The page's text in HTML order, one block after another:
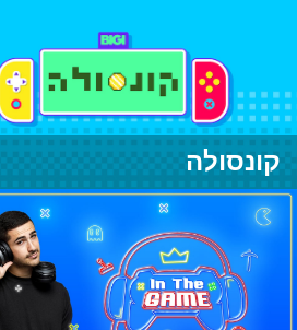
קונסולה